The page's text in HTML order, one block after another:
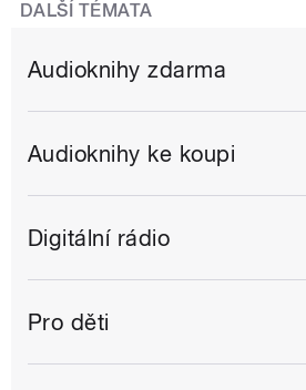
DALŠÍ TÉMATA
Audioknihy zdarma
Audioknihy ke koupi
Digitální rádio
Pro děti